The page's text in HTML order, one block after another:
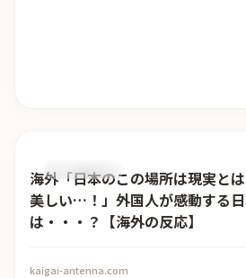
おすすめ記事
海外「日本のこの場所は現実と
美しい…！」外国人が感動する
は・・・？【海外の反応】
kaigai-antenna.com